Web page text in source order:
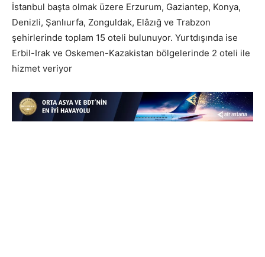
İstanbul başta olmak üzere Erzurum, Gaziantep, Konya,
Denizli, Şanlıurfa, Zonguldak, Elâzığ ve Trabzon
şehirlerinde toplam 15 oteli bulunuyor. Yurtdışında ise
Erbil-Irak ve Oskemen-Kazakistan bölgelerinde 2 oteli ile
hizmet veriyor